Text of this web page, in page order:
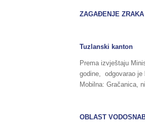
ZAGAĐENJE
Tuzlanski kanton
Prema izvještaju
godine, odgovarao
Mobilna: Gračanica,
OBLAST